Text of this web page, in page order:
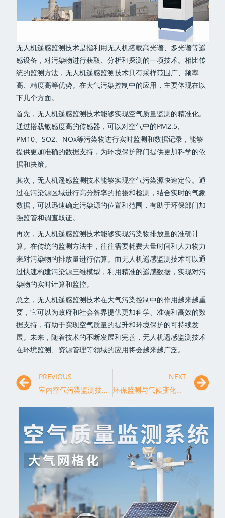
无人机遥感监测技术是指利用无人机搭载高光谱、多光谱等遥
感设备，对污染物进行获取、分析和探测的一项技术。相比传
统的监测方法，无人机遥感监测技术具有采样范围广、频率
高、精度高等优势。在大气污染控制中的应用，主要体现在以
下几个方面。
首先，无人机遥感监测技术能够实现空气质量监测的精准化。
通过搭载敏感度高的传感器，可以对空气中的PM2.5、
PM10、SO2、NOx等污染物进行实时监测和数据记录，能够
提供更加准确的数据支持，为环境保护部门提供更加科学的依
据和决策。
其次，无人机遥感监测技术能够实现空气污染源快速定位。通
过在污染源区域进行高分辨率的拍摄和检测，结合实时的气象
数据，可以迅速确定污染源的位置和范围，有助于环保部门加
强监管和调查取证。
再次，无人机遥感监测技术能够实现污染物排放量的准确计
算。在传统的监测方法中，往往需要耗费大量时间和人力物力
来对污染物的排放量进行估算。而无人机遥感监测技术可以通
过快速构建污染源三维模型，利用精准的遥感数据，实现对污
染物的实时计算和监控。
总之，无人机遥感监测技术在大气污染控制中的作用越来越重
要，它可以为政府和社会各界提供更加科学、准确和高效的数
据支持，有助于实现空气质量的提升和环境保护的可持续发
展。未来，随着技术的不断发展和完善，无人机遥感监测技术
在环境监测、资源管理等领域的应用将会越来越广泛。
PREVIOUS
室内空气污染监测技术的应用与进展
NEXT
环保监测与气候变化：构建可持续发展的绿色未来